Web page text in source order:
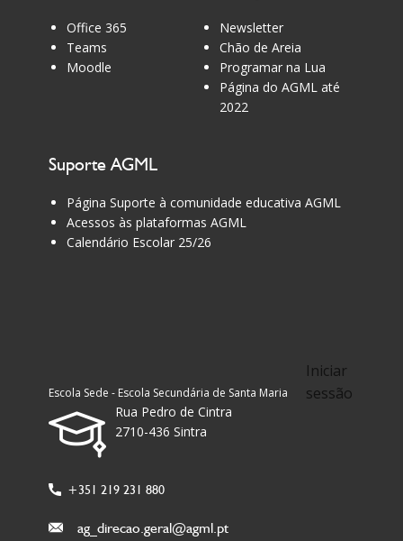
Office 365
Teams
Moodle
Newsletter
Chão de Areia
Programar na Lua
Página do AGML até
2022
Suporte AGML
Página Suporte à comunidade educativa AGML
Acessos às plataformas AGML
Calendário Escolar 25/26
Iniciar
sessão
Escola Sede - Escola Secundária de Santa Maria
Rua Pedro de Cintra
2710-436 Sintra
+351 219 231 880
ag_direcao.geral@agml.pt